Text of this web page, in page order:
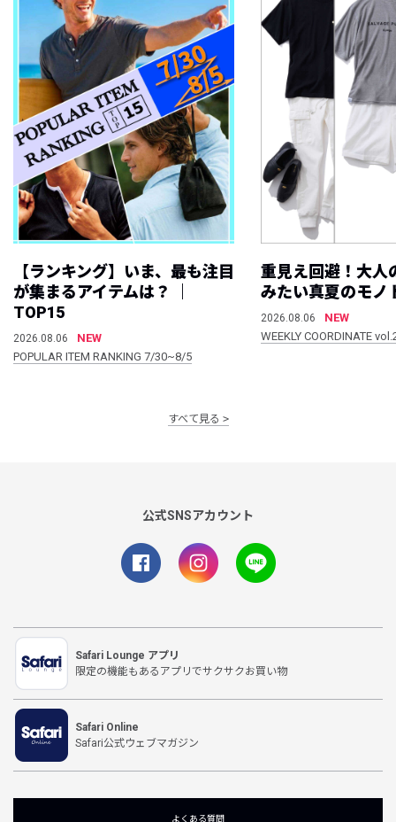
【ランキング】いま、最も注目
が集まるアイテムは？ ｜
TOP15
2026.08.06
NEW
POPULAR ITEM RANKING 7/30~8/5
重見え回避！大人
みたい真夏のモノ
2026.08.06
NEW
WEEKLY COORDINATE
すべて見る
公式SNSアカウント
Safari Lounge アプリ
限定の機能もあるアプリでサクサクお買い物
Safari Online
Safari公式ウェブマガジン
よくある質問